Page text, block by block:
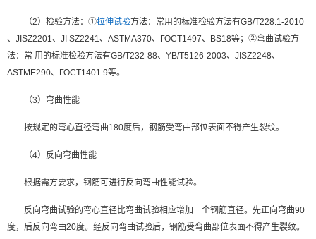
（2）检验方法：①拉伸试验方法：常用的标准检验方法有GB/T228.1-2010
、JISZ2201、JI SZ2241、ASTMA370、ГОСТ1497、BS18等；②弯曲试验方
法：常 用的标准检验方法有GB/T232-88、YB/T5126-2003、JISZ2248、
ASTME290、ГОСТ1401 9等。
（3）弯曲性能
按规定的弯心直径弯曲180度后，钢筋受弯曲部位表面不得产生裂纹。
（4）反向弯曲性能
根据需方要求，钢筋可进行反向弯曲性能试验。
反向弯曲试验的弯心直径比弯曲试验相应增加一个钢筋直径。先正向弯曲90
度，后反向弯曲20度。经反向弯曲试验后，钢筋受弯曲部位表面不得产生裂纹。